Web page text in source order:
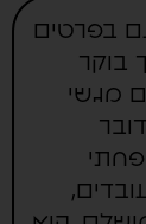
בפרטים
מגשי